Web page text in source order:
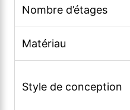
Nombre d’étages
Matériau
Style de conception